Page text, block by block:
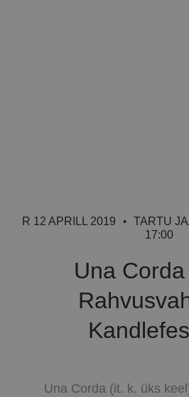
R 12 APRILL 2019 • TARTU
17:00
Una
Una Corda (it. k. üks